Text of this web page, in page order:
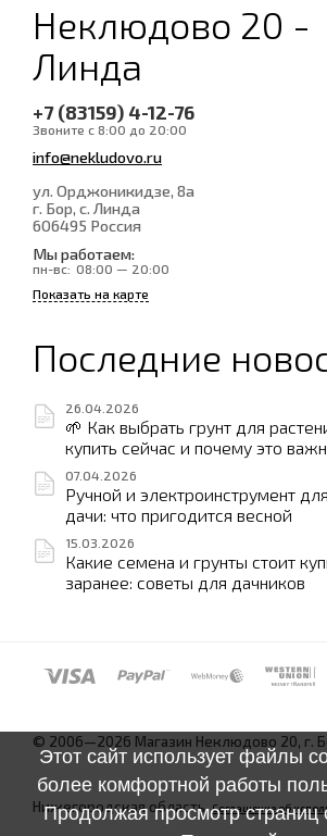
Неклюдово 20 -
Линда
+7 (83159) 4-12-76
Звоните с 8:00 до 20:00
info@nekludovo.ru
ул. Орджоникидзе, 8а
г. Бор, с. Линда
606495 Россия
Мы работаем:
пн-вс: 08:00 — 20:00
Показать на карте
Последние
26.04.2026
🌱 Как выбрать грунт для
купить сейчас и почему это
07.04.2026
Ручной и электроинструмент
дачи: что пригодится весной
15.03.2026
Какие семена и грунты стоит
заранее: советы для дачников
© 2006—2026 Магазин Неклюдово 20, г.
Нижегородская область.Соглашение об
Этот сайт использует файлы
более комфортной работы
Продолжая просмотр страниц